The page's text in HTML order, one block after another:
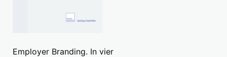
Employer Branding. In vier